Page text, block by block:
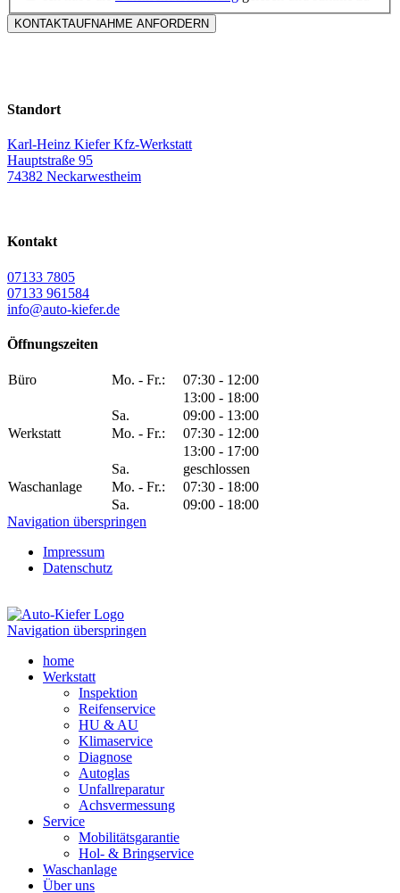
KONTAKTAUFNAHME ANFORDERN
Standort
Karl-Heinz Kiefer Kfz-Werkstatt
Hauptstraße 95
74382 Neckarwestheim
Kontakt
07133 7805
07133 961584
info@auto-kiefer.de
Öffnungszeiten
Büro Mo. - Fr.:
07:30 - 12:00
13:00 - 18:00
Sa.
09:00 - 13:00
Werkstatt
Mo. - Fr.:
07:30 - 12:00
13:00 - 17:00
Sa.
geschlossen
Waschanlage
Mo. - Fr.:
07:30 - 18:00
Sa.
09:00 - 18:00
Navigation überspringen
Impressum
Datenschutz
Navigation überspringen
home
Werkstatt
Inspektion
Reifenservice
HU & AU
Klimaservice
Diagnose
Autoglas
Unfallreparatur
Achsvermessung
Service
Mobilitätsgarantie
Hol- & Bringservice
Waschanlage
Über uns